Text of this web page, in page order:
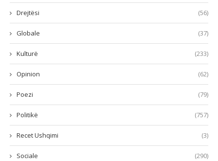
Drejtësi (56)
Globale (37)
Kulturë (233)
Opinion (62)
Poezi (79)
Politikë (757)
Recet Ushqimi (3)
Sociale (290)